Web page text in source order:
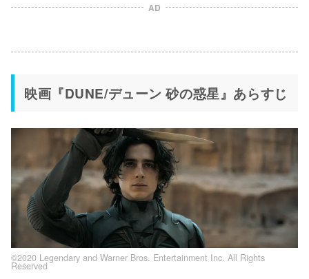
AD
映画『DUNE/デューン 砂の惑星』あらすじ
©2020 Legendary and Warner Bros. Entertainment Inc. All Rights
Reserved